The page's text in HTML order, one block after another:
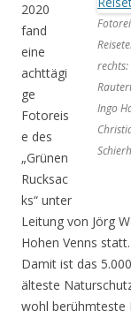
Ingo
2020
fand
eine
achttägi
ge
Fotoreis
e des
„Grünen
Rucksac
ks“ unter
Leitung von Jörg
Hohen Venns
Damit ist das
älteste
wohl berühmteste